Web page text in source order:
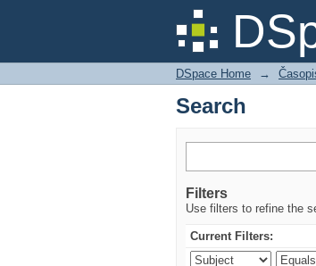
Search
DSpace Home →
Search
Filters
Use filters to refine the
Current Filters: